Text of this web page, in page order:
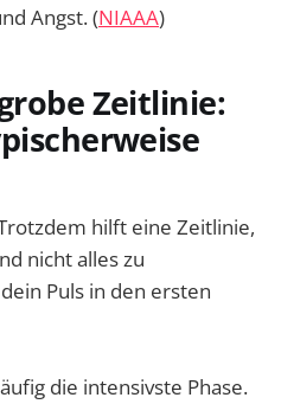
Angst. (NIAAA)
Zeitlinie:
hilft eine Zeitlinie,
nicht alles zu
Puls in den ersten
die intensivste Phase.